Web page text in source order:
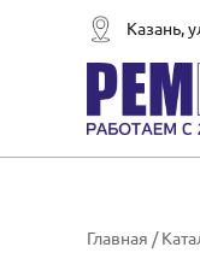
Казань,
Главная /